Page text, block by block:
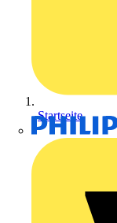
Startseite